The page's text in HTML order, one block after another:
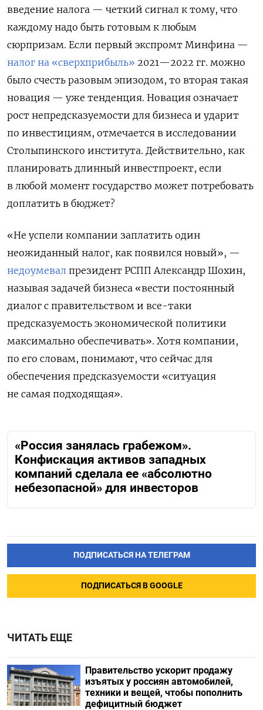
введение налога — четкий сигнал к тому, что
каждому надо быть готовым к любым
сюрпризам. Если первый экспромт Минфина —
налог на «сверхприбыль» 2021—2022 гг. можно
было счесть разовым эпизодом, то вторая такая
новация — уже тенденция. Новация означает
рост непредсказуемости для бизнеса и ударит
по инвестициям, отмечается в исследовании
Столыпинского института. Действительно, как
планировать длинный инвестпроект, если
в любой момент государство может потребовать
доплатить в бюджет?
«Не успели компании заплатить один
неожиданный налог, как появился новый», —
недоумевал президент РСПП Александр Шохин,
называя задачей бизнеса «вести постоянный
диалог с правительством и все-таки
предсказуемость экономической политики
максимально обеспечивать». Хотя компании,
по его словам, понимают, что сейчас для
обеспечения предсказуемости «ситуация
не самая подходящая».
«Россия занялась грабежом».
Конфискация активов западных
компаний сделала ее «абсолютно
небезопасной» для инвесторов
ПОДПИСАТЬСЯ НА ТЕЛЕГРАМ
ПОДПИСАТЬСЯ В GOOGLE
ЧИТАТЬ ЕЩЕ
Правительство ускорит продажу
изъятых у россиян автомобилей,
техники и вещей, чтобы пополнить
дефицитный бюджет